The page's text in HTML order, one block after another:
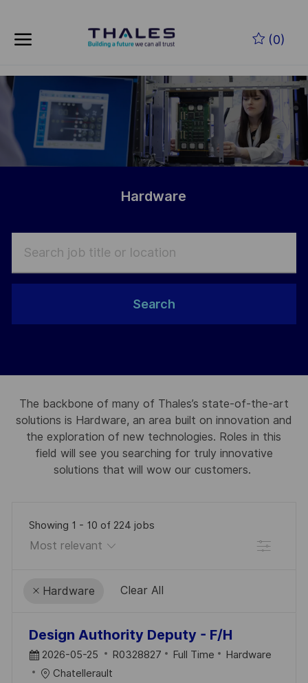
(0)
-
Hardware
Search
The backbone of many of Thales’s state-of-the-art
solutions is Hardware, an area built on innovation and
the exploration of new technologies. Roles in this
field will see you searching for truly innovative
solutions that will wow our customers.
Showing 1 - 10 of 224 jobs
Filter
Hardware Clear All
results
updated
result
found
Design Authority Deputy - F/H
P
O
2026-05-25
J
O
R0328827 Full Time
C
Hardware
Chatellerault